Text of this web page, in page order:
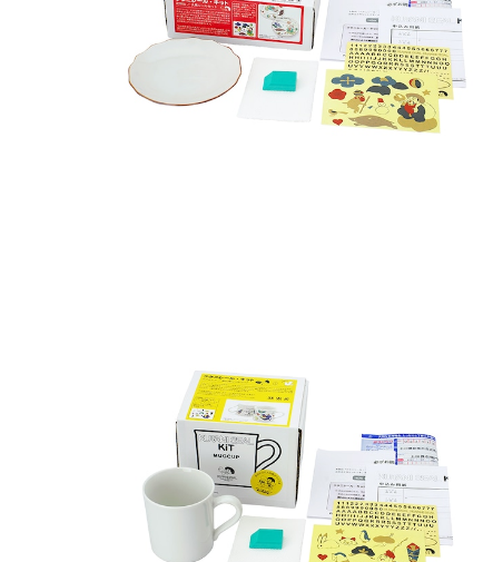
クタニシール・キット 花型皿 大黒シールキット
¥5,280
クタニシール・キット マグカップ 恵比寿シールキッ
ト
¥6,050